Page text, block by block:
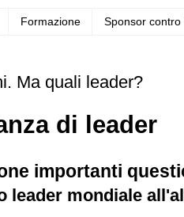
Formazione Sponsor contro
Ma quali leader?
di leader
importanti
leader mondiale